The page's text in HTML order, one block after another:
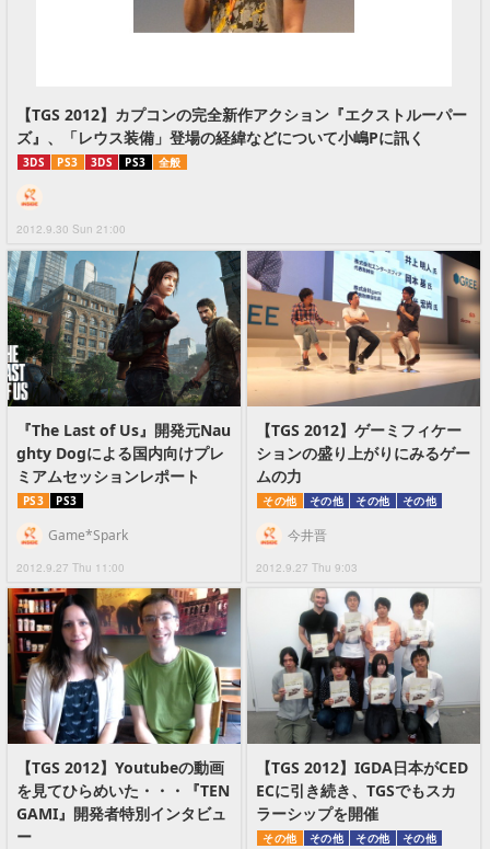
【TGS 2012】カプコンの完全新作アクション『エクストルーパー
ズ』、「レウス装備」登場の経緯などについて小嶋Pに訊く
3DS PS3 3DS PS3 全般
2012.9.30 Sun 21:00
『The Last of Us』開発元Nau
ghty Dogによる国内向けプレ
ミアムセッションレポート
PS3 PS3
2012.9.27 Thu 11:00
Game*Spark
【TGS 2012】ゲーミフィケー
ションの盛り上がりにみるゲー
ムの力
その他 その他 その他 その他
2012.9.27 Thu 9:03
今井晋
【TGS 2012】Youtubeの動画
を見てひらめいた・・・『TEN
GAMI』開発者特別インタビュ
ー
【TGS 2012】IGDA日本がCED
ECに引き続き、TGSでもスカ
ラーシップを開催
その他 その他 その他 その他